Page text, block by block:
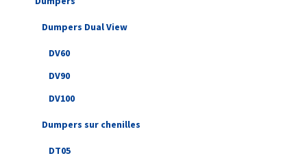
Dumpers Dual View
DV60
DV90
DV100
Dumpers sur chenilles
DT05